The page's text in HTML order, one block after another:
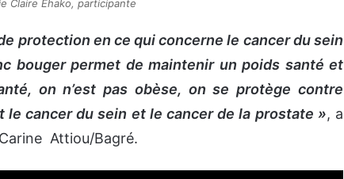
Claire Ehako, participante
protection en ce qui concerne le cancer du sein
bouger permet de maintenir un poids santé et
on n’est pas obèse, on se protège contre
le cancer du sein et le cancer de la prostate », a
Attiou/Bagré.